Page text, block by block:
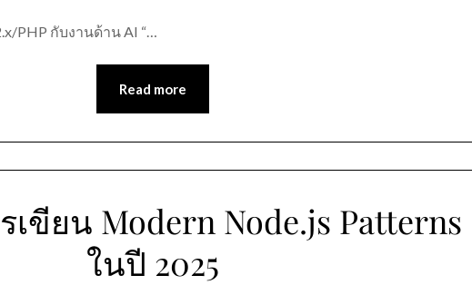
PHP กับงานด้าน AI “…
Read more
เขียน Modern Node.js Patterns
ในปี 2025